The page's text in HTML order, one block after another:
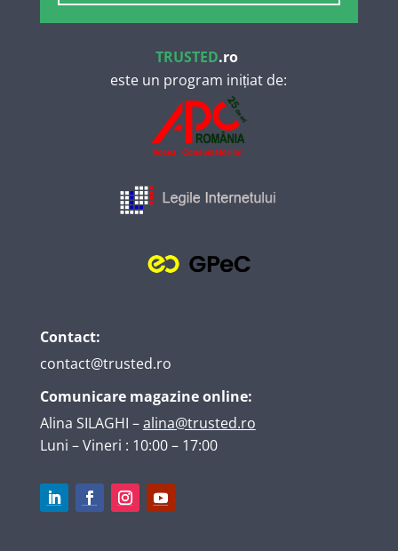
TRUSTED.ro
este un program inițiat de:
Contact:
contact@trusted.ro
Comunicare magazine online:
Alina SILAGHI –alina@trusted.ro
Luni – Vineri : 10:00 – 17:00